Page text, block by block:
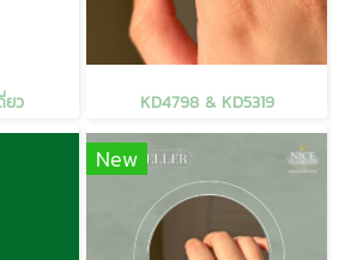
ยว KD4798 & KD5319
New